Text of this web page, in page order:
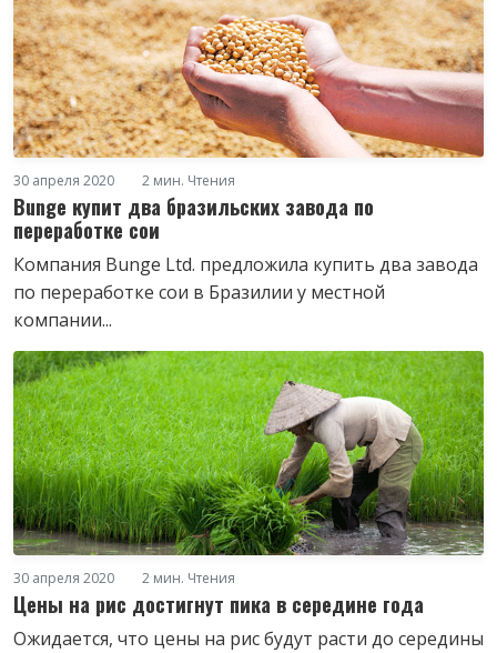
30 апреля 2020 2 мин. Чтения
Bunge купит два бразильских завода по
переработке сои
Компания Bunge Ltd. предложила купить два завода
по переработке сои в Бразилии у местной
компании...
30 апреля 2020 2 мин. Чтения
Цены на рис достигнут пика в середине года
Ожидается, что цены на рис будут расти до середины